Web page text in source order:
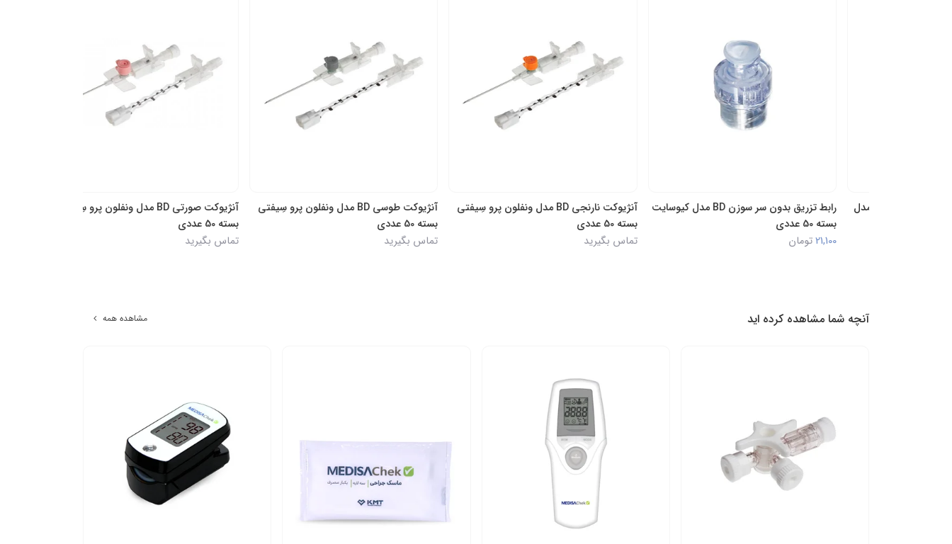
رابط تزریق بدون سر سوزن BD مدل کیوسایت
تومان
آنژیوکت نارنجی BD مدل ونفلون پرو سِیفتی
تماس بگیرید
آنژیوکت طوسی BD مدل ونفلون پرو سِیفتی
تماس بگیرید
آنژیوکت صورتی BD مدل ونفلون پرو سِیفتی
تماس بگیرید
آنچه شما مشاهده کرده اید مشاهده همه